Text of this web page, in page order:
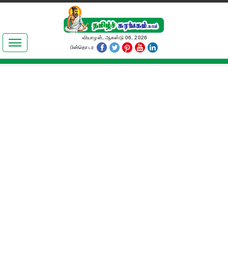
இலக்கியங்கள்
தமிழ் உலகம்
வியாழன், ஆகஸ்டு 06, 2026
பின்தொடர